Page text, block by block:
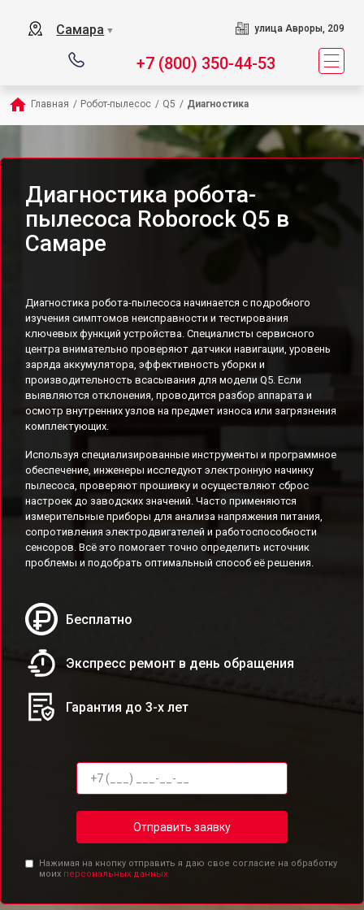
Самара ▼ улица Авроры, 209
+7 (800) 350-44-53
Главная / Робот-пылесос / Q5 / Диагностика
Диагностика робота-
пылесоса Roborock Q5 в
Самаре
Диагностика робота-пылесоса начинается с подробного
изучения симптомов неисправности и тестирования
ключевых функций устройства. Специалисты сервисного
центра внимательно проверяют датчики навигации, уровень
заряда аккумулятора, эффективность уборки и
производительность всасывания для модели Q5. Если
выявляются отклонения, проводится разбор аппарата и
осмотр внутренних узлов на предмет износа или загрязнения
комплектующих.
Используя специализированные инструменты и программное
обеспечение, инженеры исследуют электронную начинку
пылесоса, проверяют прошивку и осуществляют сброс
настроек до заводских значений. Часто применяются
измерительные приборы для анализа напряжения питания,
сопротивления электродвигателей и работоспособности
сенсоров. Всё это помогает точно определить источник
проблемы и подобрать оптимальный способ её решения.
Бесплатно
Экспресс ремонт в день обращения
Гарантия до 3-х лет
Отправить заявку
Нажимая на кнопку отправить я даю свое согласие на обработку
моих персональных данных.